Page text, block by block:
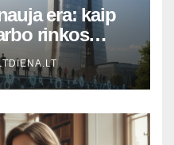
era: kaip
rinkos